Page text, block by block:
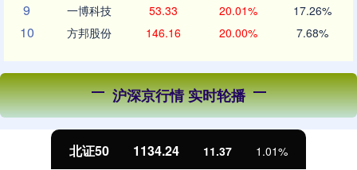
9 一博科技 53.33 20.01% 17.26%
10 方邦股份 146.16 20.00% 7.68%
沪深京行情 实时轮播
北证50 1134.24 11.37 1.01%